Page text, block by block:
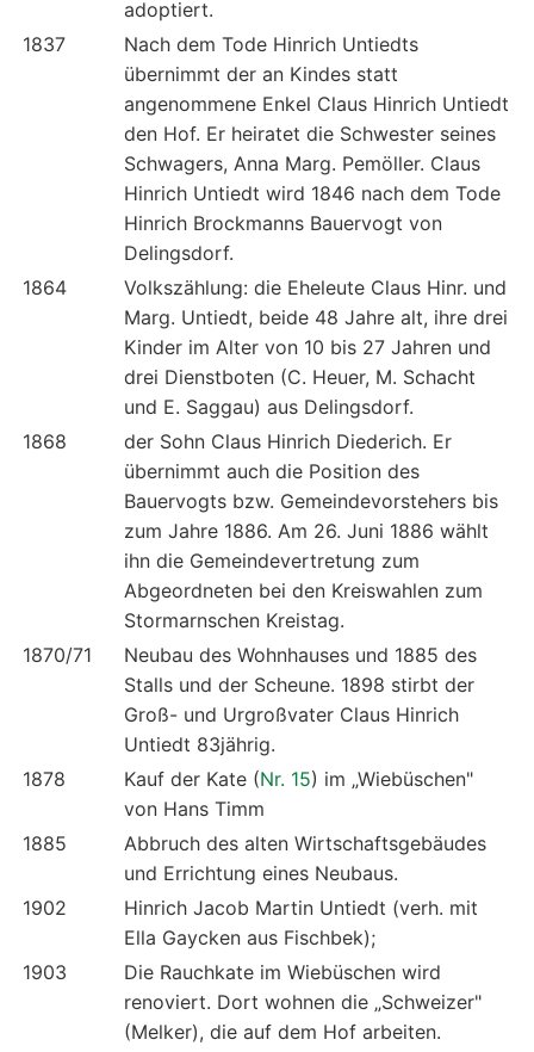
adoptiert.
1837
Nach dem Tode Hinrich Untiedts
übernimmt der an Kindes statt
angenommene Enkel Claus Hinrich Untiedt
den Hof. Er heiratet die Schwester seines
Schwagers, Anna Marg. Pemöller. Claus
Hinrich Untiedt wird 1846 nach dem Tode
Hinrich Brockmanns Bauervogt von
Delingsdorf.
1864
Volkszählung: die Eheleute Claus Hinr. und
Marg. Untiedt, beide 48 Jahre alt, ihre drei
Kinder im Alter von 10 bis 27 Jahren und
drei Dienstboten (C. Heuer, M. Schacht
und E. Saggau) aus Delingsdorf.
1868
der Sohn Claus Hinrich Diederich. Er
übernimmt auch die Position des
Bauervogts bzw. Gemeindevorstehers bis
zum Jahre 1886. Am 26. Juni 1886 wählt
ihn die Gemeindevertretung zum
Abgeordneten bei den Kreiswahlen zum
Stormarnschen Kreistag.
1870/71
Neubau des Wohnhauses und 1885 des
Stalls und der Scheune. 1898 stirbt der
Groß- und Urgroßvater Claus Hinrich
Untiedt 83jährig.
1878
Kauf der Kate (Nr. 15) im „Wiebüschen"
von Hans Timm
1885
Abbruch des alten Wirtschaftsgebäudes
und Errichtung eines Neubaus.
1902
Hinrich Jacob Martin Untiedt (verh. mit
Ella Gaycken aus Fischbek);
1903
Die Rauchkate im Wiebüschen wird
renoviert. Dort wohnen die „Schweizer"
(Melker), die auf dem Hof arbeiten.